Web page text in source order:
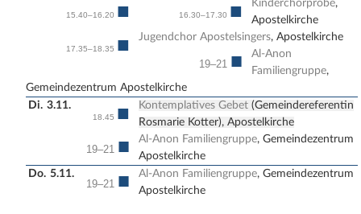
15.40–16.20 ■ 16.30–17.30 ■ Kinderchorprobe,
Apostelkirche
17.35–18.35 ■ Jugendchor Apostelsingers, Apostelkirche
19–21 ■
Al-Anon
Familiengruppe,
Gemeindezentrum Apostelkirche
Di. 3.11.
18.45 ■ Kontemplatives Gebet (Gemeindereferentin
Rosmarie Kotter), Apostelkirche
19–21 ■ Al-Anon Familiengruppe, Gemeindezentrum
Apostelkirche
Do. 5.11.
19–21 ■ Al-Anon Familiengruppe, Gemeindezentrum
Apostelkirche